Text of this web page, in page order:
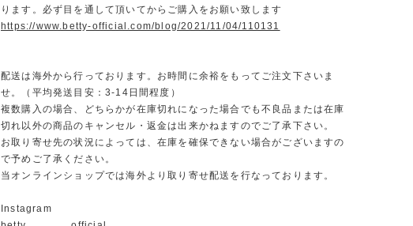
ります。必ず目を通して頂いてからご購入をお願い致します
https://www.betty-official.com/blog/2021/11/04/110131
配送は海外から行っております。お時間に余裕をもってご注文下さいま
せ。（平均発送目安：3-14日間程度）
複数購入の場合、どちらかが在庫切れになった場合でも不良品または在庫
切れ以外の商品のキャンセル・返金は出来かねますのでご了承下さい。
お取り寄せ先の状況によっては、在庫を確保できない場合がございますの
で予めご了承ください。
当オンラインショップでは海外より取り寄せ配送を行なっております。
Instagram